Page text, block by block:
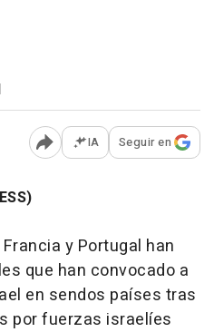
Abrir opciones para
IA Seguir en
y Portugal han
que han convocado a
en sendos países tras
por fuerzas israelíes